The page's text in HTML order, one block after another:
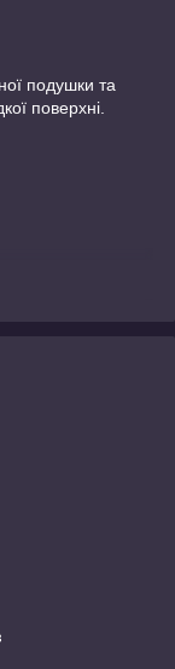
подушки та
поверхні.